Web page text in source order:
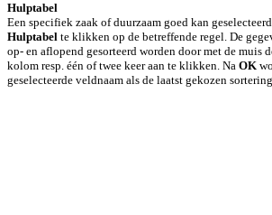
Hulptabel
Een specifiek zaak of duurzaam goed kan
Hulptabel te klikken op de betreffende regel. De
op- en aflopend gesorteerd worden door met de muis
kolom resp. één of twee keer aan te klikken. Na OK
geselecteerde veldnaam als de laatst gekozen